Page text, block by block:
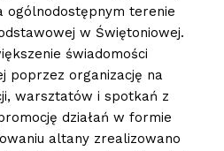
ogólnodostępnym terenie
w Świętoniowej.
świadomości
poprzez organizację na
warsztatów i spotkań z
działań w formie
altany zrealizowano